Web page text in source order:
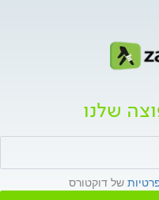
שלנו
של דוקטורס